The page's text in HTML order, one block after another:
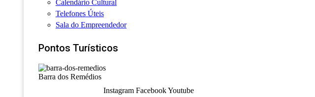
Calendário Cultural
Telefones Úteis
Sala do Empreendedor
Pontos Turísticos
Barra dos Remédios
Instagram FacebookYoutube